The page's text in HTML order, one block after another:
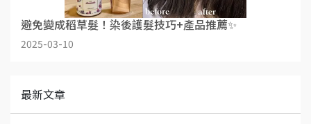
避免變成稻草髮！染後護髮技巧+產品推薦✨
2025-03-10
最新文章